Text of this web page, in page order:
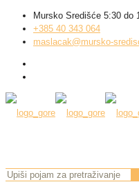
Mursko Središće 5:30 do
+385 40 343 064
maslacak@mursko-